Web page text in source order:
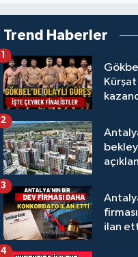
Trend Haberler
1
2
ilan
3
4